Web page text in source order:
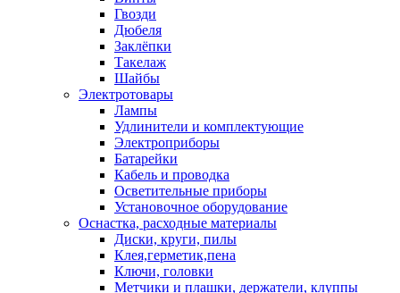
Гвозди
Дюбеля
Заклёпки
Такелаж
Шайбы
Электротовары
Лампы
Удлинители и комплектующие
Электроприборы
Батарейки
Кабель и проводка
Осветительные приборы
Установочное оборудование
Оснастка, расходные материалы
Диски, круги, пилы
Клея,герметик,пена
Ключи, головки
Метчики и плашки, держатели, клуппы